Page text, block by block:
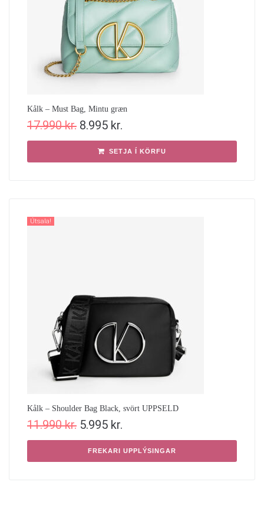
Kålk – Must Bag, Mintu græn
17.990kr. 8.995 kr.
SETJA Í KÖRFU
Útsala!
Kålk – Shoulder Bag Black, svört UPPSELD
11.990kr. 5.995 kr.
FREKARI UPPLÝSINGAR